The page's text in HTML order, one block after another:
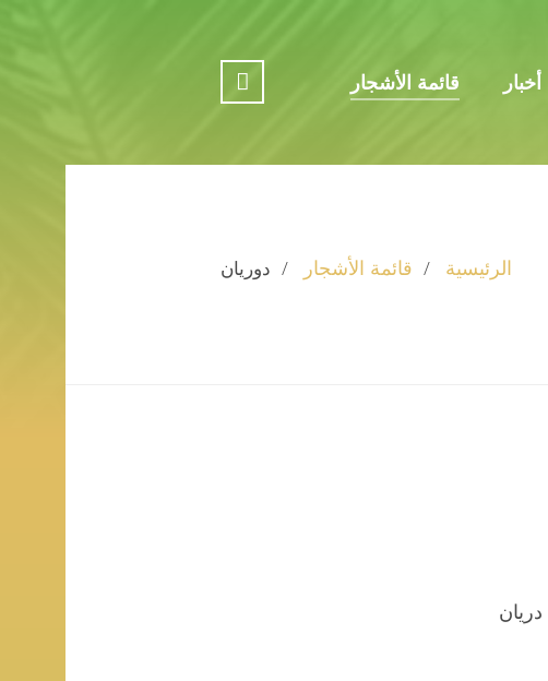
أخبار قائمة الأشجار
الرئيسية قائمة الأشجار دوريان
دريان